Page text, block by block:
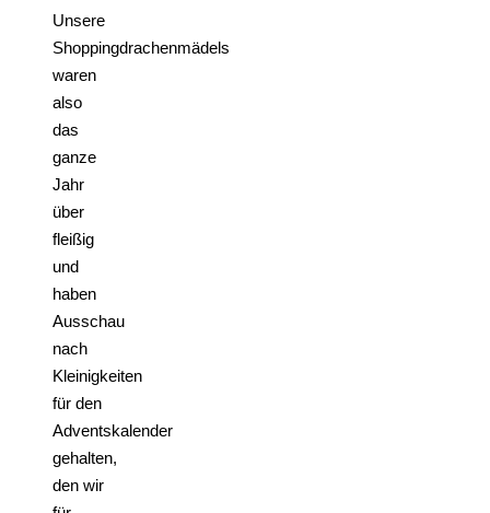
Unsere
Shoppingdrachenmädels
waren
also
das
ganze
Jahr
über
fleißig
und
haben
Ausschau
nach
Kleinigkeiten
für den
Adventskalender
gehalten,
den wir